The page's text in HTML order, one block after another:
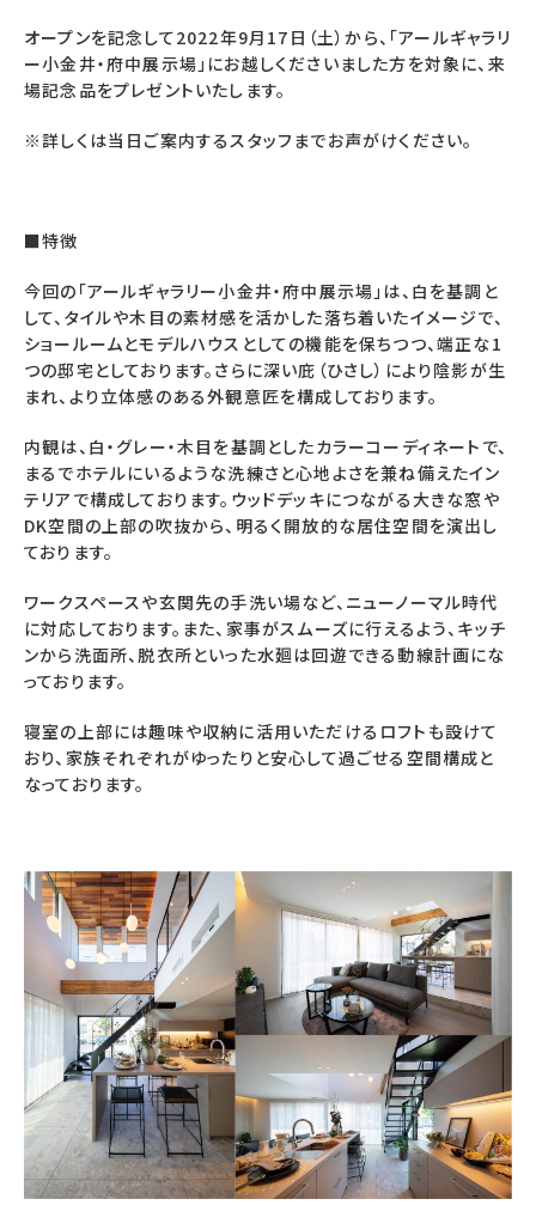
オープンを記念して2022年9月17日（土）から、「アールギャラリ
ー小金井・府中展示場」にお越しくださいました方を対象に、来
場記念品をプレゼントいたします。
※詳しくは当日ご案内するスタッフまでお声がけください。
■特徴
今回の「アールギャラリー小金井・府中展示場」は、白を基調と
して、タイルや木目の素材感を活かした落ち着いたイメージで、
ショールームとモデルハウスとしての機能を保ちつつ、端正な1
つの邸宅としております。さらに深い庇（ひさし）により陰影が生
まれ、より立体感のある外観意匠を構成しております。
内観は、白・グレー・木目を基調としたカラーコーディネートで、
まるでホテルにいるような洗練さと心地よさを兼ね備えたイン
テリアで構成しております。ウッドデッキにつながる大きな窓や
DK空間の上部の吹抜から、明るく開放的な居住空間を演出し
ております。
ワークスペースや玄関先の手洗い場など、ニューノーマル時代
に対応しております。また、家事がスムーズに行えるよう、キッチ
ンから洗面所、脱衣所といった水廻は回遊できる動線計画にな
っております。
寝室の上部には趣味や収納に活用いただけるロフトも設けて
おり、家族それぞれがゆったりと安心して過ごせる空間構成と
なっております。